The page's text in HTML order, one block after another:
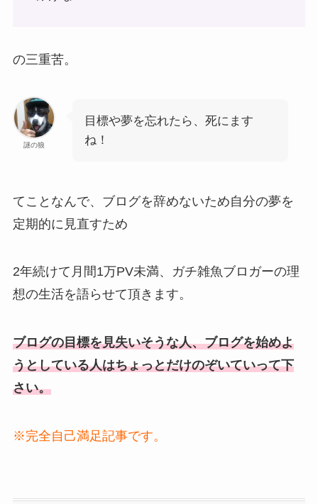
の三重苦。
謎の狼
目標や夢を忘れたら、死にます
ね！
てことなんで、ブログを辞めないため自分の夢を
定期的に見直すため
2年続けて月間1万PV未満、ガチ雑魚ブロガーの理
想の生活を語らせて頂きます。
ブログの目標を見失いそうな人、ブログを始めよ
うとしている人はちょっとだけのぞいていって下
さい。
※完全自己満足記事です。